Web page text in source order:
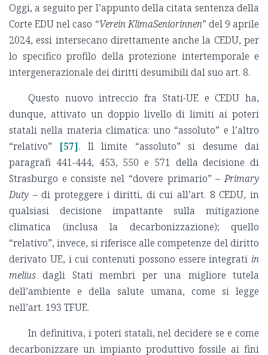
Oggi, a seguito per l’appunto della citata sentenza della
Corte EDU nel caso “Verein KlimaSeniorinnen” del 9 aprile
2024, essi intersecano direttamente anche la CEDU, per
lo specifico profilo della protezione intertemporale e
intergenerazionale dei diritti desumibili dal suo art. 8.
Questo nuovo intreccio fra Stati-UE e CEDU ha,
dunque, attivato un doppio livello di limiti ai poteri
statali nella materia climatica: uno “assoluto” e l’altro
“relativo”
[57]. Il limite “assoluto” si desume dai
paragrafi 441-444, 453, 550 e 571 della decisione di
Strasburgo e consiste nel “dovere primario” –Primary
Duty – di proteggere i diritti, di cui all’art. 8 CEDU, in
qualsiasi decisione impattante sulla mitigazione
climatica (inclusa la decarbonizzazione); quello
“relativo”, invece, si riferisce alle competenze del diritto
derivato UE, i cui contenuti possono essere integrati in
melius dagli Stati membri per una migliore tutela
dell’ambiente e della salute umana, come si legge
nell’art. 193 TFUE.
In definitiva, i poteri statali, nel decidere se e come
decarbonizzare un impianto produttivo fossile ai fini